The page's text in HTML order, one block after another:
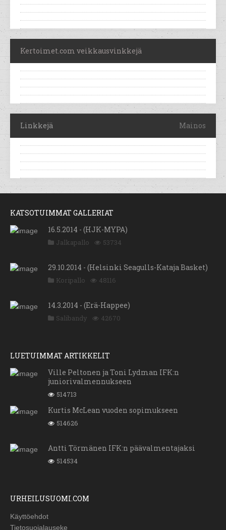
Kertoimet.com veikkausvinkkejä
Linkkejä Mainos
KATSOTUIMMAT GALLERIAT
16.5.2014 - (HJK-MYPA)
Jalkapallo 53734
29.10.2014 - (Helsinki Seagulls-Kataja Basket)
Koripallo 48116
14.3.2014 - (Erä-Happee)
Salibandy 42670
LUETUIMMAT ARTIKKELIT
Ville Peltonen ja Toni Lydman IFK:n
juniorivalmennukseen
514713
Kurtis McLean vuoden sopimukseen
514626
Antti Törmänen IFK:n päävalmentajaksi
514534
URHEILUSUOMI.COM
Käyttöehdot
Tietosuojalauseke